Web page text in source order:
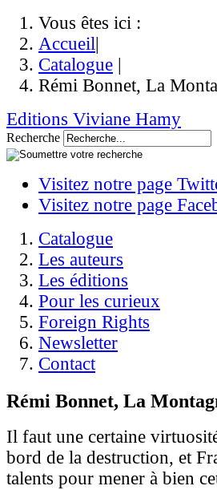
Vous êtes ici :
Accueil|
Catalogue |
Rémi Bonnet, La
Editions Viviane Hamy
Recherche
Visitez notre page
Visitez notre page
Catalogue
Les auteurs
Les éditions
Pour les curieux
Foreign Rights
Newsletter
Contact
Rémi Bonnet, La
Il faut une certaine
bord de la destruction, et
talents pour mener à bien